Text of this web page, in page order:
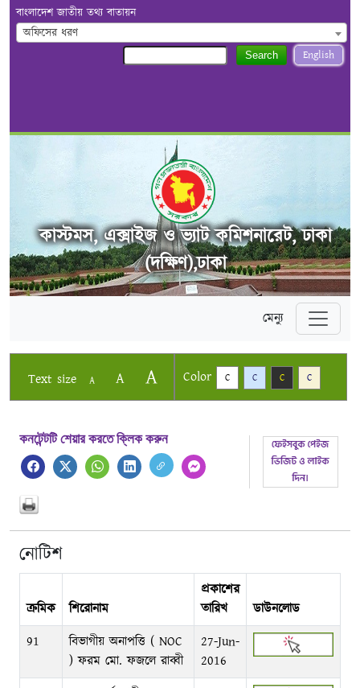
বাংলাদেশ জাতীয় তথ্য বাতায়ন
অফিসের ধরণ
English
Search
কাস্টমস, এক্সাইজ ও ভ্যাট কমিশনারেট, ঢাকা
(দক্ষিণ),ঢাকা
মেন্যু
Text size A A A Color C C C C
কনটেন্টটি শেয়ার করতে ক্লিক করুন
নোটিশ
ক্রমিক শিরোনাম
প্রকাশের
তারিখ
ডাউনলোড
91
বিভাগীয় অনাপত্তি ( NOC
) ফরম মো. ফজলে রাব্বী
27-Jun-
2016